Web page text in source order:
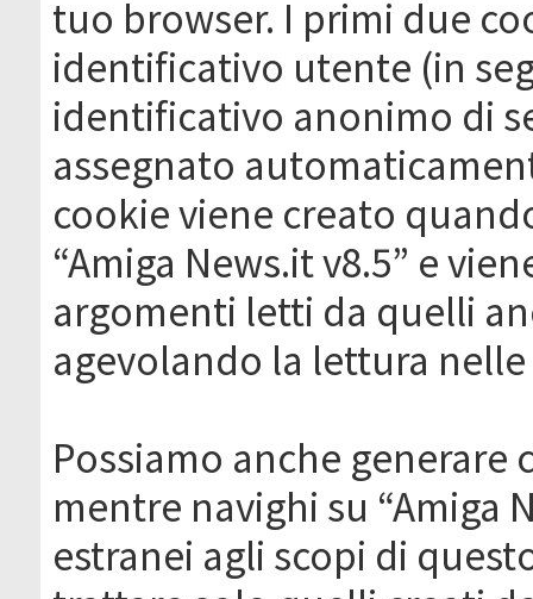
tuo browser. I primi due
identificativo utente (in
identificativo anonimo di
assegnato
cookie viene creato
“Amiga News.it v8.5” e
argomenti letti da quelli
agevolando la lettura
Possiamo anche
mentre navighi su “Amiga
estranei agli scopi di